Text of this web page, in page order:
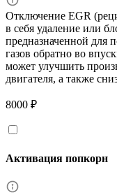
Отключение EGR
в себя удаление или
предназначенной для
газов обратно во
может улучшить
двигателя, а также
8000 ₽
Активация попкорн